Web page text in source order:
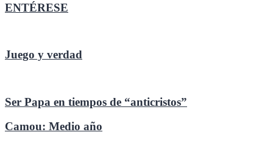
ENTÉRESE
Juego y verdad
Ser Papa en tiempos de “anticristos”
Camou: Medio año